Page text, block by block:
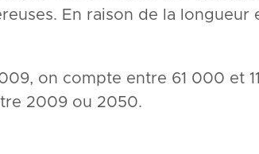
En raison de la longueur
on compte entre 61 000 et
2009 ou 2050.